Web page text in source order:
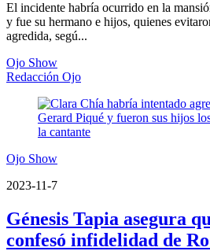
El incidente habría ocurrido en la
y fue su hermano e hijos, quienes
agredida, segú...
Ojo Show
Redacción Ojo
Ojo Show
2023-11-7
Génesis Tapia asegura
confesó infidelidad de